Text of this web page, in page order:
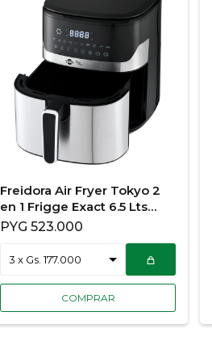
Freidora Air Fryer Tokyo 2
en 1 Frigge Exact 6.5 Lts
EDTOKKAFRYER6.5L´
PYG 523.000